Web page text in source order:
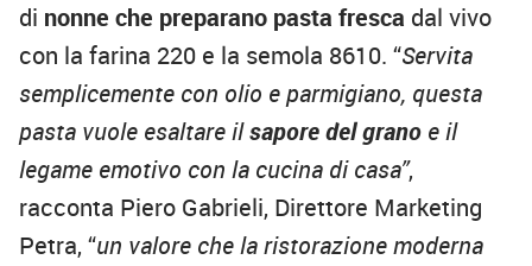
di nonne che preparano pasta fresca dal vivo
con la farina 220 e la semola 8610. “Servita
semplicemente con olio e parmigiano, questa
pasta vuole esaltare ilsapore del grano e il
legame emotivo con la cucina di casa”,
racconta Piero Gabrieli, Direttore Marketing
Petra, “un valore che la ristorazione moderna